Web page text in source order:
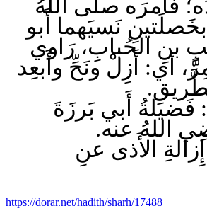
فأَمرَه صلَّى اللهُ
نَسيَهما أَبو
بنِ الحُبابِ، رَاوي
أي: أَزِلْ ونَحِّ وأَبعِد
أَبي بَرزَةَ
اللهُ عنه.
الأَذى عنِ
https://dorar.net/hadith/sharh/17488